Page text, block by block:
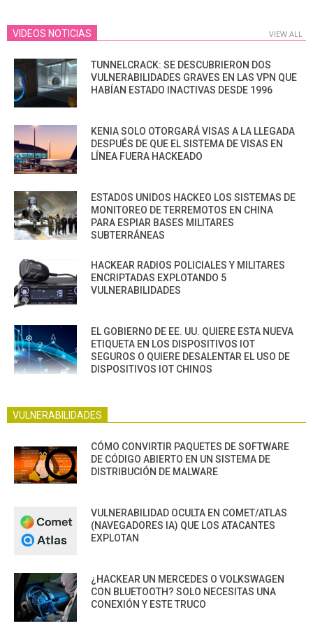
VIDEOS NOTICIAS VIEW ALL
TUNNELCRACK: SE DESCUBRIERON DOS
VULNERABILIDADES GRAVES EN LAS VPN QUE
HABÍAN ESTADO INACTIVAS DESDE 1996
KENIA SOLO OTORGARÁ VISAS A LA LLEGADA
DESPUÉS DE QUE EL SISTEMA DE VISAS EN
LÍNEA FUERA HACKEADO
ESTADOS UNIDOS HACKEO LOS SISTEMAS DE
MONITOREO DE TERREMOTOS EN CHINA
PARA ESPIAR BASES MILITARES
SUBTERRÁNEAS
HACKEAR RADIOS POLICIALES Y MILITARES
ENCRIPTADAS EXPLOTANDO 5
VULNERABILIDADES
EL GOBIERNO DE EE. UU. QUIERE ESTA NUEVA
ETIQUETA EN LOS DISPOSITIVOS IOT
SEGUROS O QUIERE DESALENTAR EL USO DE
DISPOSITIVOS IOT CHINOS
VULNERABILIDADES
CÓMO CONVIRTIR PAQUETES DE SOFTWARE
DE CÓDIGO ABIERTO EN UN SISTEMA DE
DISTRIBUCIÓN DE MALWARE
VULNERABILIDAD OCULTA EN COMET/ATLAS
(NAVEGADORES IA) QUE LOS ATACANTES
EXPLOTAN
¿HACKEAR UN MERCEDES O VOLKSWAGEN
CON BLUETOOTH? SOLO NECESITAS UNA
CONEXIÓN Y ESTE TRUCO